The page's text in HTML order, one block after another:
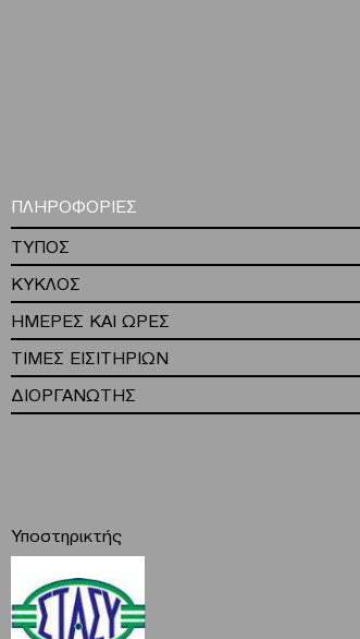
ΠΛΗΡΟΦΟΡΙΕΣ
ΤΥΠΟΣ
ΚΥΚΛΟΣ
ΗΜΕΡΕΣ ΚΑΙ ΩΡΕΣ
ΤΙΜΕΣ ΕΙΣΙΤΗΡΙΩΝ
ΔΙΟΡΓΑΝΩΤΗΣ
Υποστηρικτής